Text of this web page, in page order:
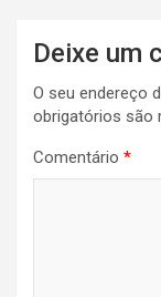
Deixe um
O seu endereço
obrigatórios são
Comentário *